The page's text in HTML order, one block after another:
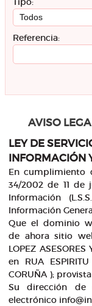
Referencia:
AVISO
LEY DE
INFORMACIÓN
En cumplimiento
34/2002 de 11
Información
Información
Que el dominio
de ahora sitio
LOPEZ
en RUA
CORUÑA );
Su dirección de
electrónico